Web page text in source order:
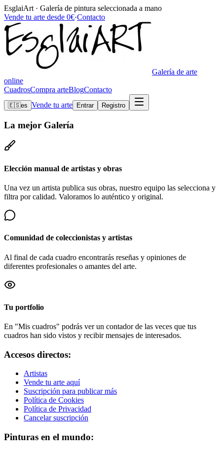
EsglaiArt · Galería de pintura seleccionada a mano
Vende tu arte desde 0€·Contacto
Galería de arte
online
CuadrosCompra arteBlogContacto
🇪🇸es Vende tu arte Entrar Registro
La mejor Galería
Elección manual de artistas y obras
Una vez un artista publica sus obras, nuestro equipo las selecciona y
filtra por calidad. Valoramos lo auténtico y original.
Comunidad de coleccionistas y artistas
Al final de cada cuadro encontrarás reseñas y opiniones de
diferentes profesionales o amantes del arte.
Tu portfolio
En "Mis cuadros" podrás ver un contador de las veces que tus
cuadros han sido vistos y recibir mensajes de interesados.
Accesos directos:
Artistas
Vende tu arte aquí
Suscripción para publicar más
Política de Cookies
Política de Privacidad
Cancelar suscripción
Pinturas en el mundo: